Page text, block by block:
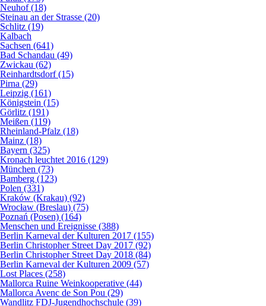
Neuhof (18)
Steinau an der Strasse (20)
Schlitz (19)
Kalbach
Sachsen (641)
Bad Schandau (49)
Zwickau (62)
Reinhardtsdorf (15)
Pirna (29)
Leipzig (161)
Königstein (15)
Görlitz (191)
Meißen (119)
Rheinland-Pfalz (18)
Mainz (18)
Bayern (325)
Kronach leuchtet 2016 (129)
München (73)
Bamberg (123)
Polen (331)
Kraków (Krakau) (92)
Wrocław (Breslau) (75)
Poznań (Posen) (164)
Menschen und Ereignisse (388)
Berlin Karneval der Kulturen 2017 (155)
Berlin Christopher Street Day 2017 (92)
Berlin Christopher Street Day 2018 (84)
Berlin Karneval der Kulturen 2009 (57)
Lost Places (258)
Mallorca Ruine Weinkooperative (44)
Mallorca Avenc de Son Pou (29)
Wandlitz FDJ-Jugendhochschule (39)